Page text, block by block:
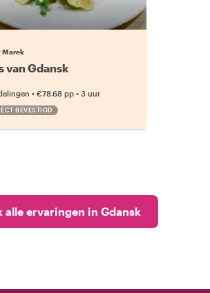
Marek
van Gdansk
• €78.68 pp • 3 uur
BEVESTIGD
alle ervaringen in Gdansk